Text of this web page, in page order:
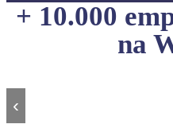
+ 10.000
na
‹